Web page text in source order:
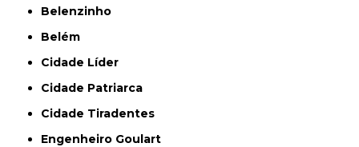
Belenzinho
Belém
Cidade Líder
Cidade Patriarca
Cidade Tiradentes
Engenheiro Goulart